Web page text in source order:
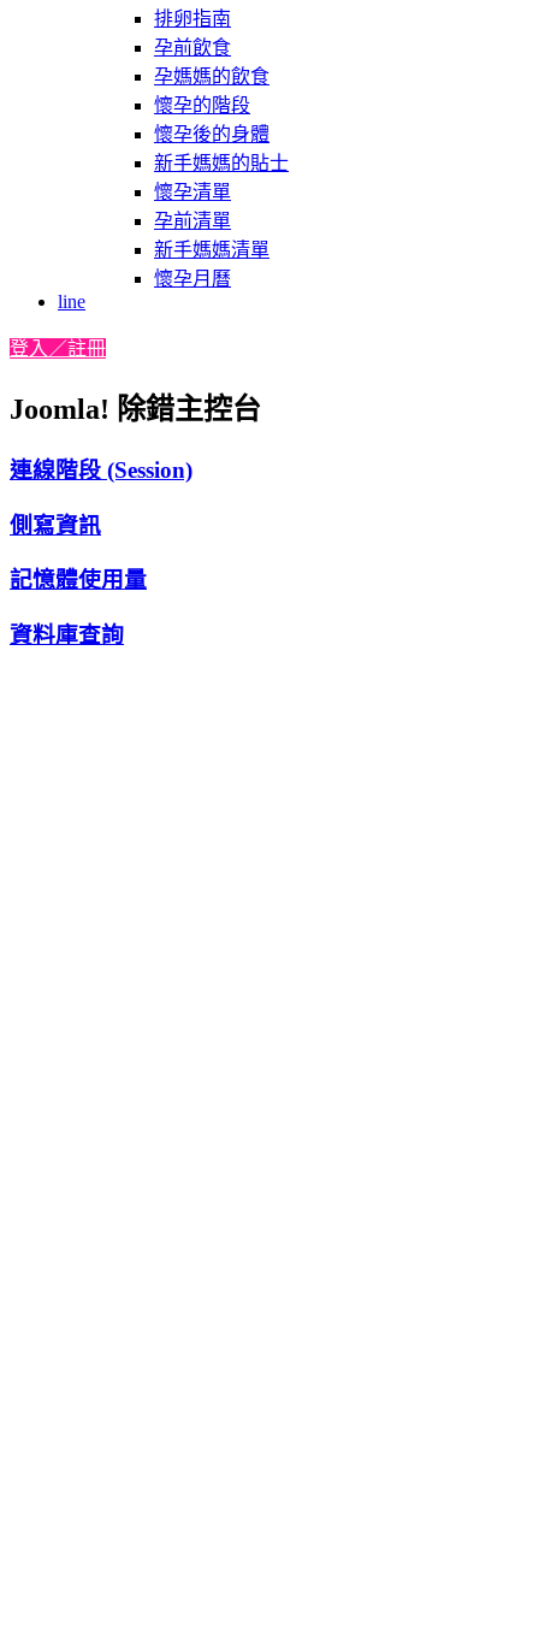
排卵指南
孕前飲食
孕媽媽的飲食
懷孕的階段
懷孕後的身體
新手媽媽的貼士
懷孕清單
孕前清單
新手媽媽清單
懷孕月曆
line
登入／註冊
Joomla! 除錯主控台
連線階段 (Session)
側寫資訊
記憶體使用量
資料庫查詢